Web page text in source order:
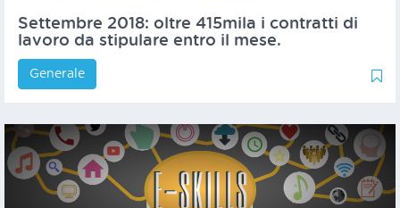
Settembre 2018: oltre 415mila i contratti di
lavoro da stipulare entro il mese.
0
1
Generale